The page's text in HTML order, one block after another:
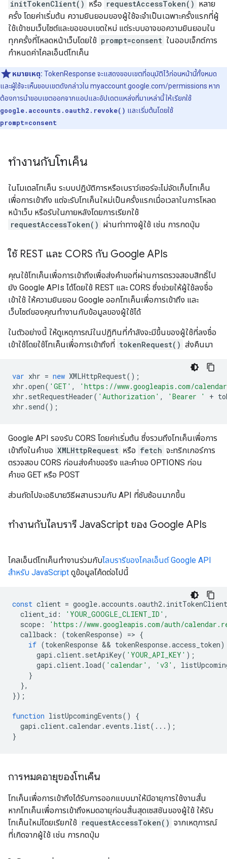
initTokenClient() หรือ requestAccessToken() หลาย
ครั้ง โดยค่าเริ่มต้น ความยินยอมของผู้ใช้จะจำเป็นเฉพาะครั้งแรกที่ผู้
ใช้เข้าชมเว็บไซต์และขอขอบเขตใหม่ แต่ระบบอาจขอความยินยอมใน
ทุกครั้งที่โหลดหน้าเว็บโดยใช้ prompt=consent ในออบเจ็กต์การ
กำหนดค่าไคลเอ็นต์โทเค็น
หมายเหตุ: TokenResponse จะแสดงขอบเขตที่อนุมัติไว้ก่อนหน้านี้ทั้งหมด
และผู้ใช้จะเห็นขอบเขตดังกล่าวใน myaccount.google.com/permissions หาก
ต้องการนำขอบเขตออกจากแอปและอัปเดตแหล่งที่มาเหล่านี้ ให้เรียกใช้
google.accounts.oauth2.revoke() และเริ่มต้นโดยใช้
prompt=consent
ทำงานกับโทเค็น
ในโมเดลโทเค็น ระบบปฏิบัติการหรือเบราว์เซอร์จะไม่จัดเก็บโทเค็น
เพื่อการเข้าถึง แต่จะรับโทเค็นใหม่เป็นครั้งแรกเมื่อเวลาในการโหลด
หน้าเว็บ หรือรับในภายหลังโดยการเรียกใช้
requestAccessToken() ผ่านท่าทางผู้ใช้ เช่น การกดปุ่ม
ใช้ REST และ CORS กับ Google APIs
คุณใช้โทเค็นเพื่อการเข้าถึงเพื่อส่งคำขอที่ผ่านการตรวจสอบสิทธิ์ไป
ยัง Google APIs ได้โดยใช้ REST และ CORS ซึ่งช่วยให้ผู้ใช้ลงชื่อ
เข้าใช้ ให้ความยินยอม Google ออกโทเค็นเพื่อการเข้าถึง และ
เว็บไซต์ของคุณทํางานกับข้อมูลของผู้ใช้ได้
ในตัวอย่างนี้ ให้ดูเหตุการณ์ในปฏิทินที่กำลังจะมีขึ้นของผู้ใช้ที่ลงชื่อ
เข้าใช้โดยใช้โทเค็นเพื่อการเข้าถึงที่ tokenRequest() ส่งคืนมา
var xhr = new XMLHttpRequest();
xhr .open( 'GET' ,
'https://www.googleapis.com/
xhr . setRequestHeader( 'Authorization' , 'Bearer ' +
xhr . send();
Google API รองรับ CORS โดยค่าเริ่มต้น ซึ่งรวมถึงโทเค็นเพื่อการ
เข้าถึงในคำขอ XMLHttpRequest หรือ fetch จะทริกเกอร์การ
ตรวจสอบ CORS ก่อนส่งคำขอจริง และคำขอ OPTIONS ก่อน
คำขอ GET หรือ POST
ส่วนถัดไปจะอธิบายวิธีผสานรวมกับ API ที่ซับซ้อนมากขึ้น
ทำงานกับไลบรารี JavaScript ของ Google APIs
ไคลเอ็นต์โทเค็นทำงานร่วมกับไลบรารีของไคลเอ็นต์ Google API
สำหรับ JavaScript ดูข้อมูลโค้ดต่อไปนี้
const client = google.accounts .oauth2. initTokenClient
client_id : 'YOUR_GOOGLE_CLIENT_ID' ,
scope :
'https://www.googleapis.com/auth/
callback : (tokenResponse) => {
if (tokenResponse && tokenResponse.access_token)
gapi .client. setApiKey( 'YOUR_API_KEY' );
gapi .client. load( 'calendar' , 'v3' ,
}
},
});
function listUpcomingEvents()
{
gapi .client.calendar . events . list(...);
}
การหมดอายุของโทเค็น
โทเค็นเพื่อการเข้าถึงได้รับการออกแบบมาให้มีอายุการใช้งานสั้น
หากโทเค็นเพื่อการเข้าถึงหมดอายุก่อนสิ้นสุดเซสชันของผู้ใช้ ให้รับ
โทเค็นใหม่โดยเรียกใช้ requestAccessToken() จากเหตุการณ์
ที่เกิดจากผู้ใช้ เช่น การกดปุ่ม